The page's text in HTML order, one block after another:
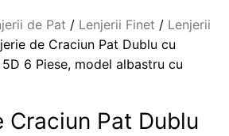
de Pat Lenjerii Finet
Lenjerii
de Craciun Pat Dublu cu
6 Piese, model albastru cu
Craciun Pat Dublu